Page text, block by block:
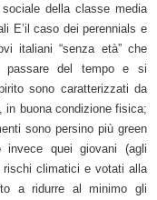
della classe media
E’il caso dei perennials e
italiani “senza età” che
del tempo e si
sono caratterizzati da
in buona condizione fisica;
sono persino più green
invece quei giovani (agli
rischi climatici e votati alla
a ridurre al minimo gli